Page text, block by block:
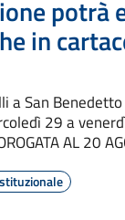
potrà
in
a San
29 a
AL 20